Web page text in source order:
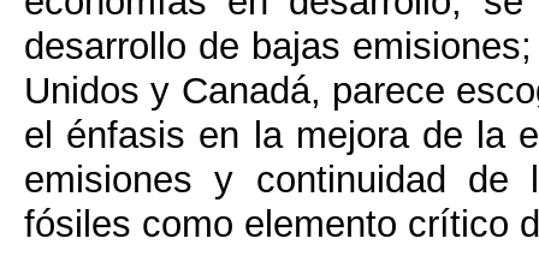
desarrollo de bajas
Unidos y Canadá, parece
el énfasis en la mejora de la
emisiones y continuidad de
fósiles como elemento crítico